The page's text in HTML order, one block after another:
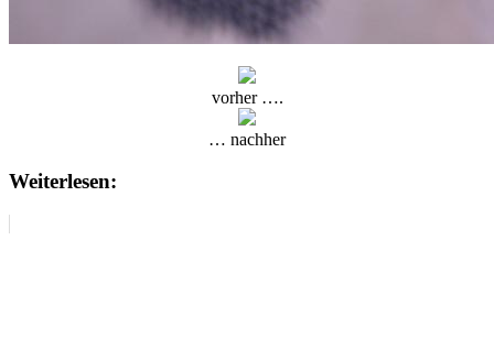
vorher ….
… nachher
Weiterlesen: